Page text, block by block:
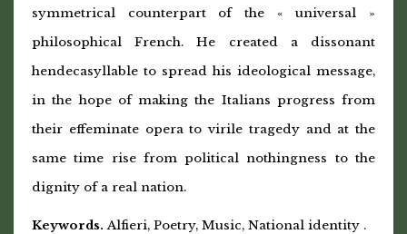
symmetrical counterpart of the « universal »
philosophical French. He created a dissonant
hendecasyllable to spread his ideological message,
in the hope of making the Italians progress from
their effeminate opera to virile tragedy and at the
same time rise from political nothingness to the
dignity of a real nation.
Keywords.Alfieri, Poetry, Music, National identity .